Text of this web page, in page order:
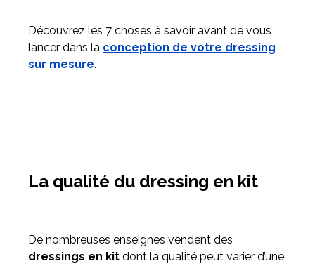
Découvrez les 7 choses à savoir avant de vous
lancer dans la conception de votre dressing
sur mesure.
La qualité du dressing en kit
De nombreuses enseignes vendent des
dressings en kit dont la qualité peut varier d’une